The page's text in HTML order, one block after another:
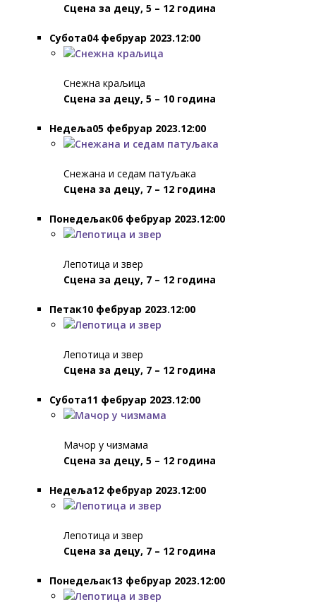
Сцена за децу, 5 – 12 година
Субота04 фебруар 2023.12:00
Снежна краљица
Сцена за децу, 5 – 10 година
Недеља05 фебруар 2023.12:00
Снежана и седам патуљака
Сцена за децу, 7 – 12 година
Понедељак06 фебруар 2023.12:00
Лепотица и звер
Сцена за децу, 7 – 12 година
Петак10 фебруар 2023.12:00
Лепотица и звер
Сцена за децу, 7 – 12 година
Субота11 фебруар 2023.12:00
Мачор у чизмама
Сцена за децу, 5 – 12 година
Недеља12 фебруар 2023.12:00
Лепотица и звер
Сцена за децу, 7 – 12 година
Понедељак13 фебруар 2023.12:00